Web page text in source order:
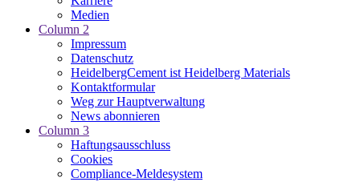
Medien
Column 2
Impressum
Datenschutz
HeidelbergCement ist Heidelberg Materials
Kontaktformular
Weg zur Hauptverwaltung
News abonnieren
Column 3
Haftungsausschluss
Cookies
Compliance-Meldesystem